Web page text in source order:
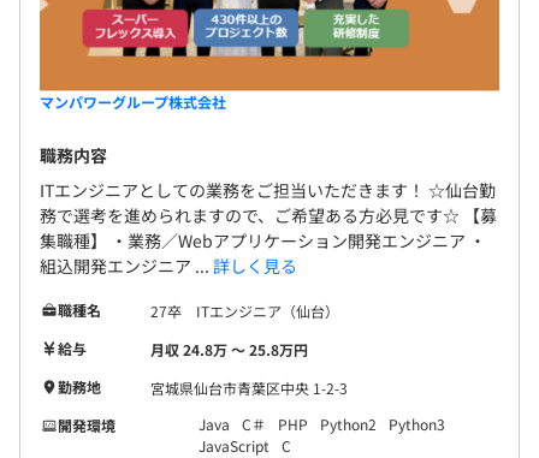
マンパワーグループ株式会社
職務内容
ITエンジニアとしての業務をご担当いただきます！ ☆仙台勤
務で選考を進められますので、ご希望ある方必見です☆ 【募
集職種】 ・業務／Webアプリケーション開発エンジニア ・
組込開発エンジニア ... 詳しく見る
職種名
27卒 ITエンジニア（仙台）
給与
月収 24.8万 〜 25.8万円
勤務地
宮城県仙台市青葉区中央 1-2-3
開発環境
Java C＃ PHP Python2
Python3
JavaScript
C